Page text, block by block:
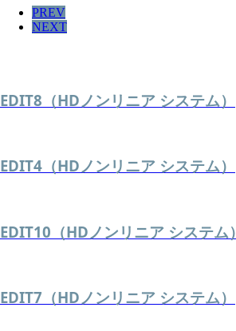
PREV
NEXT
EDIT8（HDノンリニア システム）
EDIT4（HDノンリニア システム）
EDIT10（HDノンリニア システム）
EDIT7（HDノンリニア システム）